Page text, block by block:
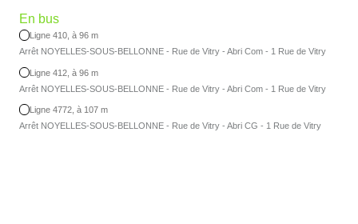
En bus
Ligne 410, à 96 m
Arrêt NOYELLES-SOUS-BELLONNE - Rue de Vitry - Abri Com - 1 Rue de Vitry
Ligne 412, à 96 m
Arrêt NOYELLES-SOUS-BELLONNE - Rue de Vitry - Abri Com - 1 Rue de Vitry
Ligne 4772, à 107 m
Arrêt NOYELLES-SOUS-BELLONNE - Rue de Vitry - Abri CG - 1 Rue de Vitry